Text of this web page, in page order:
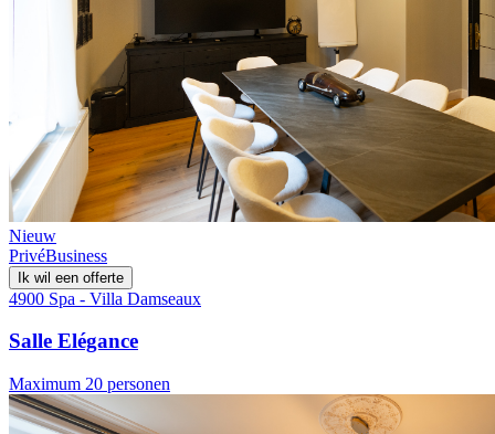
Nieuw
PrivéBusiness
Ik wil een offerte
4900 Spa - Villa Damseaux
Salle Elégance
Maximum 20 personen